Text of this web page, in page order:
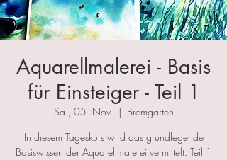
Aquarellmalerei - Basis
für Einsteiger - Teil 1
Sa., 05. Nov.
  |
Bremgarten
In diesem Tageskurs wird das grundlegende
Basiswissen der Aquarellmalerei vermittelt. Teil 1